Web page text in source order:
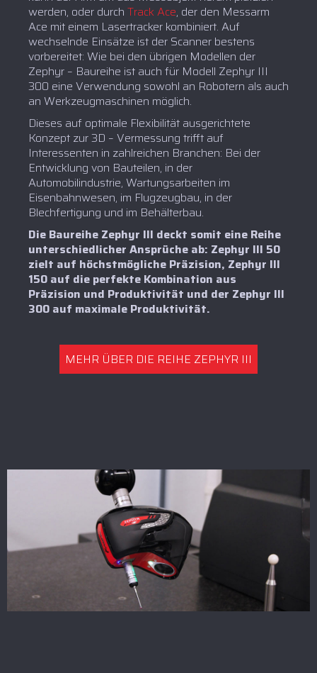
werden, oder durch Track Ace, der den Messarm
Ace mit einem Lasertracker kombiniert. Auf
wechselnde Einsätze ist der Scanner bestens
vorbereitet: Wie bei den übrigen Modellen der
Zephyr – Baureihe ist auch für Modell Zephyr III
300 eine Verwendung sowohl an Robotern als auch
an Werkzeugmaschinen möglich.
Dieses auf optimale Flexibilität ausgerichtete
Konzept zur 3D – Vermessung trifft auf
Interessenten in zahlreichen Branchen: Bei der
Entwicklung von Bauteilen, in der
Automobilindustrie, Wartungsarbeiten im
Eisenbahnwesen, im Flugzeugbau, in der
Blechfertigung und im Behälterbau.
Die Baureihe Zephyr III deckt somit eine Reihe
unterschiedlicher Ansprüche ab: Zephyr III 50
zielt auf höchstmögliche Präzision, Zephyr III
150 auf die perfekte Kombination aus
Präzision und Produktivität und der Zephyr III
300 auf maximale Produktivität.
MEHR ÜBER DIE REIHE ZEPHYR III